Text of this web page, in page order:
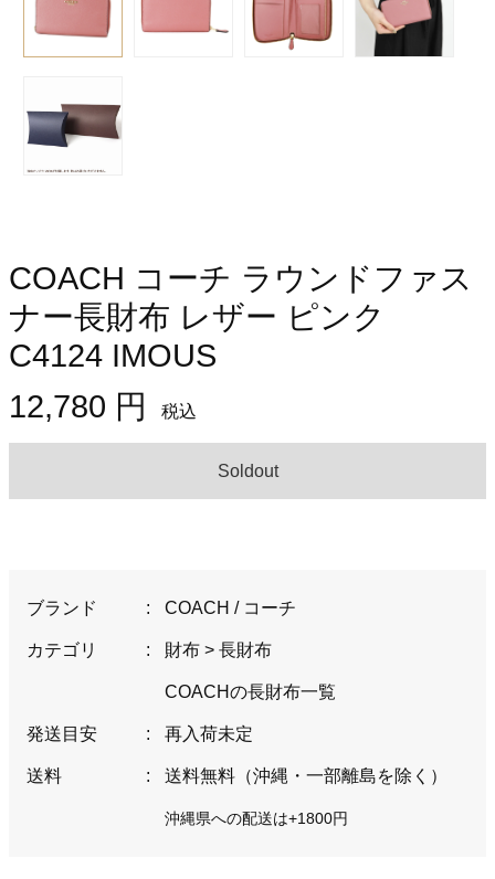
COACH コーチ ラウンドファス
ナー長財布 レザー ピンク
C4124 IMOUS
12,780 円
税込
Soldout
ブランド : COACH / コーチ
カテゴリ : 財布> 長財布
COACHの長財布一覧
発送目安 : 再入荷未定
送料 : 送料無料（沖縄・一部離島を除く）
沖縄県への配送は+1800円